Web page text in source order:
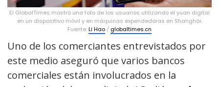
El GlobalTimes mostró una foto de los usuarios utilizando el yuan digital
en un dispositivo móvil y en máquinas expendedoras en Shanghái.
Fuente:Li Hao / globaltimes.cn
Uno de los comerciantes entrevistados por
este medio aseguró que varios bancos
comerciales están involucrados en la